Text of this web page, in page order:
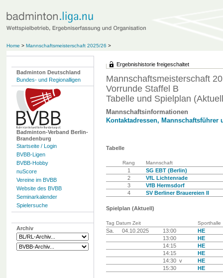
Home > Mannschaftsmeisterschaft 2025/26 >
Badminton Deutschland
Bundes- und Regionalligen
Badminton-Verband Berlin-
Brandenburg
Startseite / Login
BVBB-Ligen
BVBB-Hobby
nuScore
Vereine im BVBB
Website des BVBB
Seminarkalender
Spielersuche
Archiv
Ergebnishistorie freigeschaltet
Mannschaftsmeisterschaft
Vorrunde Staffel B
Tabelle und Spielplan
Mannschaftsinformationen
Kontaktadressen, Mannschaftsführer
Tabelle
Rang Mannschaft
1
SG EBT (Berlin)
2
VfL Lichtenrade
3
VfB Hermsdorf
4
SV Berliner Brauereien II
Spielplan (Aktuell)
Tag Datum Zeit Sporthalle
Sa. 04.10.2025 13:00
HE
13:00
HE
14:15
HE
14:15
HE
14:30 v
HE
15:30
HE